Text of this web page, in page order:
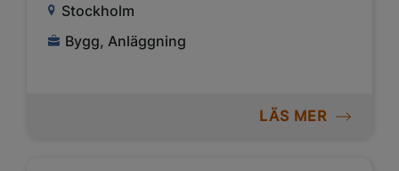
Stockholm
Bygg, Anläggning
LÄS MER